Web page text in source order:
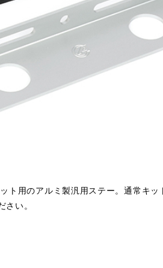
ト用のアルミ製汎用ステー。通常キッ
さい。